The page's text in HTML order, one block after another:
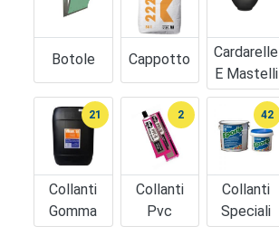
Botole Cappotto
Cardarelle
E Mastelli
Collanti
Gomma
21
Collanti
Pvc
2
Collanti
Speciali
42